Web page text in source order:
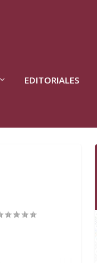
EDITORIALES